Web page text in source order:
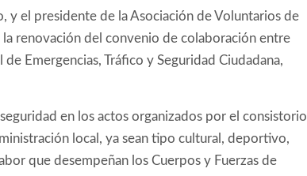
y el presidente de la Asociación de Voluntarios de
renovación del convenio de colaboración entre
Emergencias, Tráfico y Seguridad Ciudadana,
en los actos organizados por el consistorio
local, ya sean tipo cultural, deportivo,
que desempeñan los Cuerpos y Fuerzas de